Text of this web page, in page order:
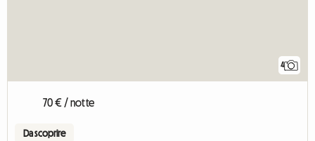
4
70 € / notte
Da scoprire